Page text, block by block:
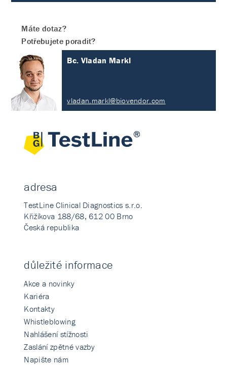
Máte dotaz?
Potřebujete poradit?
Bc. Vladan Markl
vladan.markl@biovendor.com
adresa
TestLine Clinical Diagnostics s.r.o.
Křižíkova 188/68, 612 00 Brno
Česká republika
důležité informace
Akce a novinky
Kariéra
Kontakty
Whistleblowing
Nahlášení stížnosti
Zaslání zpětné vazby
Napište nám